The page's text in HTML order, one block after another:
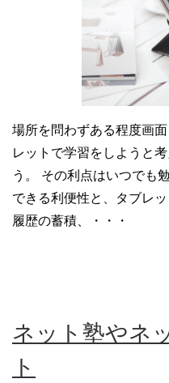
場所を問わずある程度画
レットで学習をしようと
う。 その利点はいつでも
できる利便性と、タブレ
履歴の蓄積、・・・
ネット塾やネ
ト